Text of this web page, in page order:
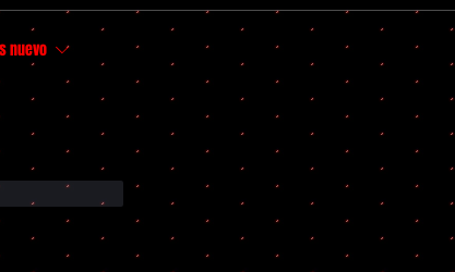
nuevo
Reaccionar